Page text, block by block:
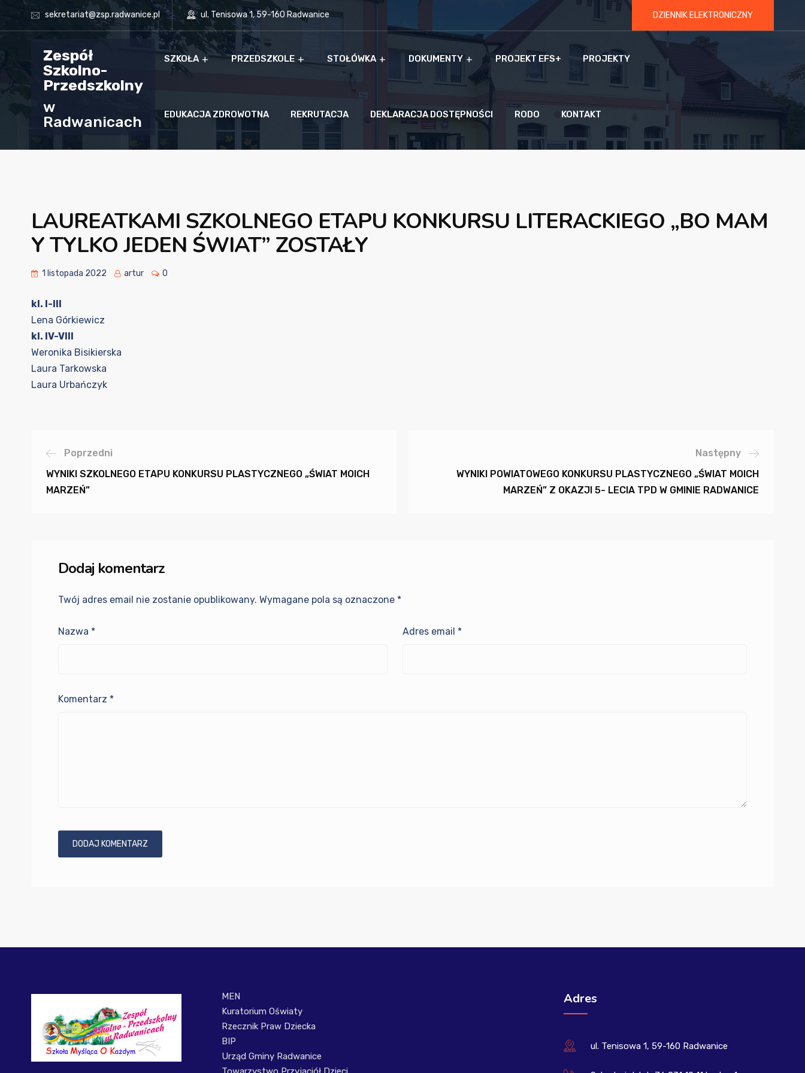
sekretariat@zsp.radwanice.pl ul. Tenisowa 1, 59-160 Radwanice DZIENNIK ELEKTRONICZNY
Zespół
Szkolno-
Przedszkolny
w
Radwanicach
SZKOŁA PRZEDSZKOLE STOŁÓWKA DOKUMENTY PROJEKT EFS+ PROJEKTY
EDUKACJA ZDROWOTNA REKRUTACJA DEKLARACJA DOSTĘPNOŚCI RODO KONTAKT
LAUREATKAMI SZKOLNEGO ETAPU KONKURSU LITERACKIEGO „BO MAM
Y TYLKO JEDEN ŚWIAT” ZOSTAŁY
1 listopada 2022 artur 0
kl. I-III
Lena Górkiewicz
kl. IV-VIII
Weronika Bisikierska
Laura Tarkowska
Laura Urbańczyk
Poprzedni
WYNIKI SZKOLNEGO ETAPU KONKURSU PLASTYCZNEGO „ŚWIAT MOICH
MARZEŃ”
Następny
WYNIKI POWIATOWEGO KONKURSU PLASTYCZNEGO „ŚWIAT MOICH
MARZEŃ” Z OKAZJI 5- LECIA TPD W GMINIE RADWANICE
Dodaj komentarz
Twój adres email nie zostanie opublikowany. Wymagane pola są oznaczone *
Nazwa * Adres email *
Komentarz *
MEN
Kuratorium Oświaty
Rzecznik Praw Dziecka
BIP
Urząd Gminy Radwanice
Adres
ul. Tenisowa 1, 59-160 Radwanice